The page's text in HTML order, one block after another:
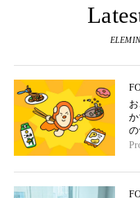
か
の